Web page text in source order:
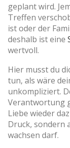
geplant wird.
Treffen
ist oder der
deshalb ist eine
wertvoll.
Hier musst du
tun, als wäre
unkompliziert.
Verantwortung
Liebe wieder
Druck, sondern
wachsen darf.